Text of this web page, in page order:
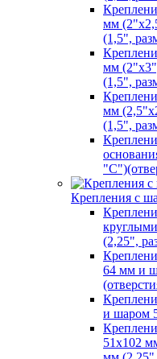
мм
(1,5",
мм
(1,5",
мм
(1,5",
Крепления с
(2,25",
64 мм и
и шаром
51х102